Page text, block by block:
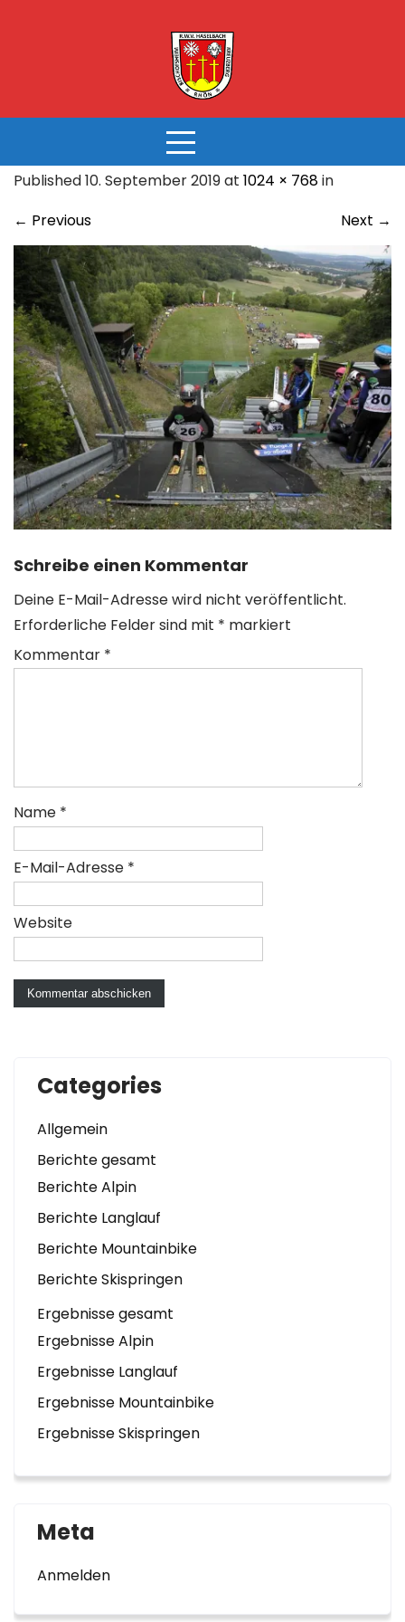
Published 10. September 2019 at 1024 × 768in
← Previous Next →
Schreibe einen Kommentar
Deine E-Mail-Adresse wird nicht veröffentlicht.
Erforderliche Felder sind mit * markiert
Kommentar *
Name *
E-Mail-Adresse *
Website
Categories
Allgemein
Berichte gesamt
Berichte Alpin
Berichte Langlauf
Berichte Mountainbike
Berichte Skispringen
Ergebnisse gesamt
Ergebnisse Alpin
Ergebnisse Langlauf
Ergebnisse Mountainbike
Ergebnisse Skispringen
Meta
Anmelden